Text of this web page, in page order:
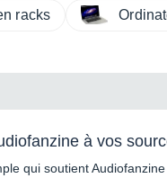
racks
à vos
qui soutient